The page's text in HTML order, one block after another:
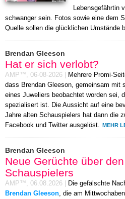
Lebensgefährtin
schwanger sein. Fotos sowie eine dem
Quelle sollen die glücklichen Umstände
Brendan Gleeson
Hat er sich verlobt?
AMP™, 06-08-2026
Mehrere Promi-
dass Brendan Gleeson, gemeinsam mit
eines Juweliers beobachtet worden sei,
spezialisert ist. Die Aussicht auf eine
Jahre alten Schauspielers hat dann die
Facebook und Twitter ausgelöst.
MEHR
Brendan Gleeson
Neue Gerüchte über
Schauspielers
AMP™, 06.08.2026
Die gefälschte
Brendan Gleeson , die am